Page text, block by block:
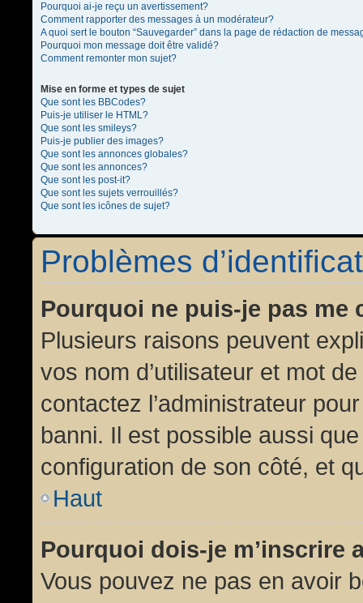
Pourquoi ai-je reçu un avertissement?
Comment rapporter des messages à un modérateur?
A quoi sert le bouton “Sauvegarder” dans la page de rédaction de
Pourquoi mon message doit être validé?
Comment remonter mon sujet?
Mise en forme et types de sujet
Que sont les BBCodes?
Puis-je utiliser le HTML?
Que sont les smileys?
Puis-je publier des images?
Que sont les annonces globales?
Que sont les annonces?
Que sont les post-it?
Que sont les sujets verrouillés?
Que sont les icônes de sujet?
Problèmes
Pourquoi ne puis-je pas me
Plusieurs raisons peuvent
vos nom d’utilisateur et mot
contactez l’administrateur
banni. Il est possible aussi
configuration de son côté, et
Haut
Pourquoi dois-je m’inscrire
Vous pouvez ne pas en avoir